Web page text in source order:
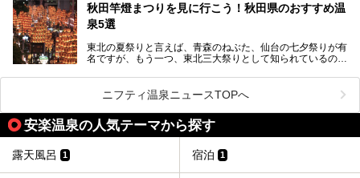
こだわりを持つ施設も増えています。
今回はそんな今話題のサウナが楽しめる、秋田県内にあるオ
ススメ温泉・銭湯・スパを10件まとめてご紹介します。
秋田竿燈まつりを見に行こう！秋田県のおすすめ温
泉5選
東北の夏祭りと言えば、青森のねぶた、仙台の七夕祭りが有
名ですが、もう一つ、東北三大祭りとして知られているのが
毎年8月3日から6日に行われる「秋田竿燈まつり」は、たく
さんの提灯をぶらさげた大きな竿燈を「ドッコイショ」の掛
け声にあわせて秋田駅周辺を練り歩きます。
竿燈の数は230本、１万個の提灯がまるで天の川のように連
なり、秋田の夜を照らします。
竿燈まつりを見た後は、秋田の温泉で骨休め。秋田美人を生
ニフティ温泉ニュースTOPへ
安楽温泉の人気テーマから探す
露天風呂 1 宿泊 1